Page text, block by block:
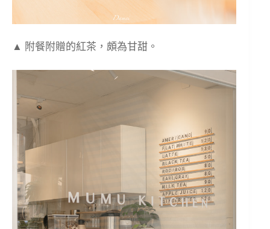
▲ 附餐附贈的紅茶，頗為甘甜。